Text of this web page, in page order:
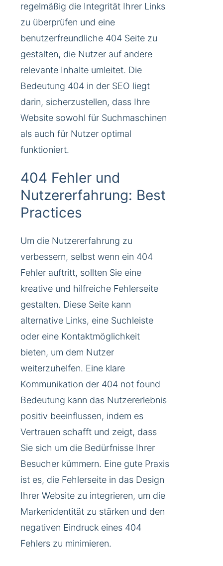
regelmäßig die Integrität Ihrer Links
zu überprüfen und eine
benutzerfreundliche 404 Seite zu
gestalten, die Nutzer auf andere
relevante Inhalte umleitet. Die
Bedeutung 404 in der SEO liegt
darin, sicherzustellen, dass Ihre
Website sowohl für Suchmaschinen
als auch für Nutzer optimal
funktioniert.
404 Fehler und
Nutzererfahrung: Best
Practices
Um die Nutzererfahrung zu
verbessern, selbst wenn ein 404
Fehler auftritt, sollten Sie eine
kreative und hilfreiche Fehlerseite
gestalten. Diese Seite kann
alternative Links, eine Suchleiste
oder eine Kontaktmöglichkeit
bieten, um dem Nutzer
weiterzuhelfen. Eine klare
Kommunikation der 404 not found
Bedeutung kann das Nutzererlebnis
positiv beeinflussen, indem es
Vertrauen schafft und zeigt, dass
Sie sich um die Bedürfnisse Ihrer
Besucher kümmern. Eine gute Praxis
ist es, die Fehlerseite in das Design
Ihrer Website zu integrieren, um die
Markenidentität zu stärken und den
negativen Eindruck eines 404
Fehlers zu minimieren.